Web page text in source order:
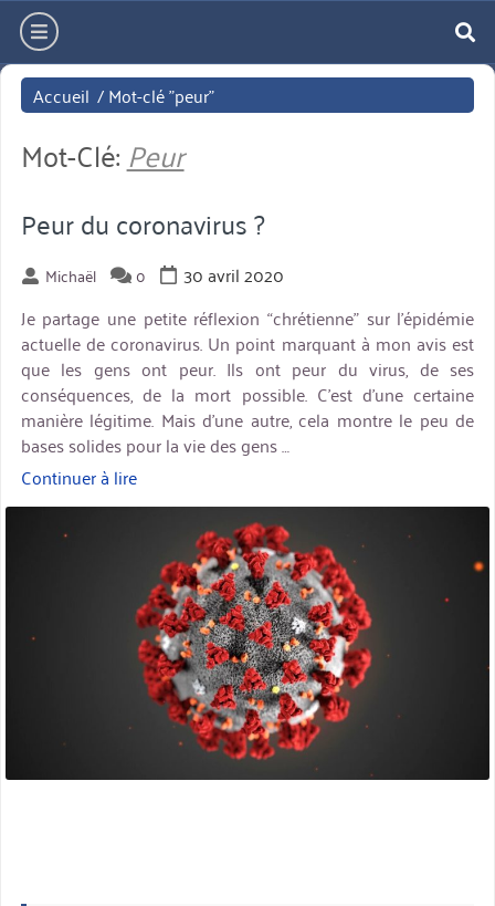
Aller
directement
au
contenu
hamburger
Accueil /Mot-clé "peur"
Mot-Clé: Peur
Peur du coronavirus ?
Michaël 0
30 avril 2020
Je partage une petite réflexion “chrétienne” sur l’épidémie
actuelle de coronavirus. Un point marquant à mon avis est
que les gens ont peur. Ils ont peur du virus, de ses
conséquences, de la mort possible. C’est d’une certaine
manière légitime. Mais d’une autre, cela montre le peu de
bases solides pour la vie des gens …
Continuer à lire« Peur
du
coronavirus